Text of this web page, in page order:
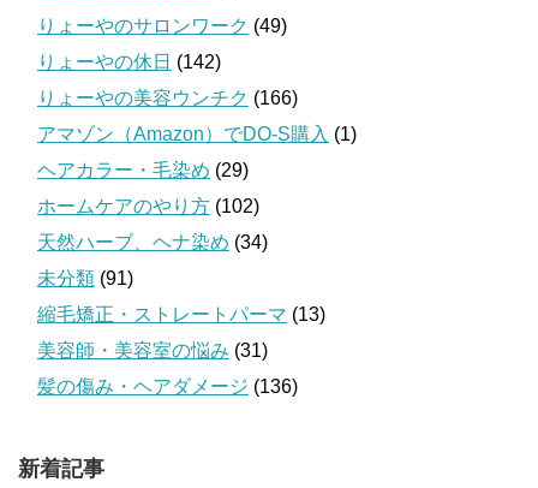
りょーやのサロンワーク (49)
りょーやの休日 (142)
りょーやの美容ウンチク (166)
アマゾン（Amazon）でDO-S購入 (1)
ヘアカラー・毛染め (29)
ホームケアのやり方 (102)
天然ハーブ、ヘナ染め (34)
未分類 (91)
縮毛矯正・ストレートパーマ (13)
美容師・美容室の悩み (31)
髪の傷み・ヘアダメージ (136)
新着記事